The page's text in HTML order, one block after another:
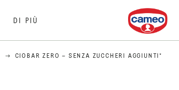
DI PIÙ
Dr. Oetker
CIOBAR ZERO – SENZA ZUCCHERI AGGIUNTI*